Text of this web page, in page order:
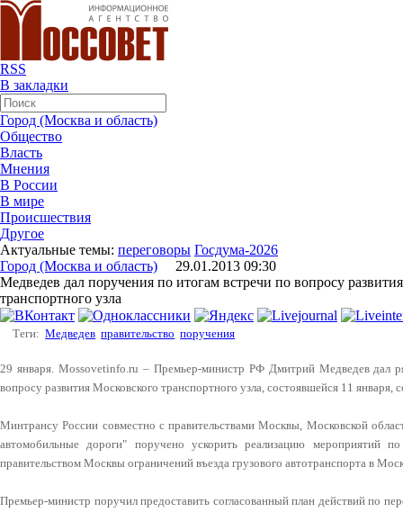
RSS
В закладки
Город (Москва и область)
Общество
Власть
Мнения
В России
В мире
Происшествия
Другое
Актуальные темы: переговоры Госдума-2026
Город (Москва и область) 29.01.2013 09:30
Медведев дал поручения по итогам встречи по вопросу
транспортного узла
Теги: Медведев правительство поручения
29 января. Mossovetinfo.ru – Премьер-министр РФ Дмитрий Медведев дал
вопросу развития Московского транспортного узла, состоявшейся 11 января,
Минтрансу России совместно с правительствами Москвы, Московской
автомобильные дороги" поручено ускорить реализацию мероприятий
правительством Москвы ограничений въезда грузового автотранспорта в
Премьер-министр поручил предоставить согласованный план действий по